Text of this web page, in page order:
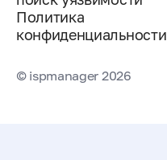
Политика
конфиденциальности
© ispmanager 2026